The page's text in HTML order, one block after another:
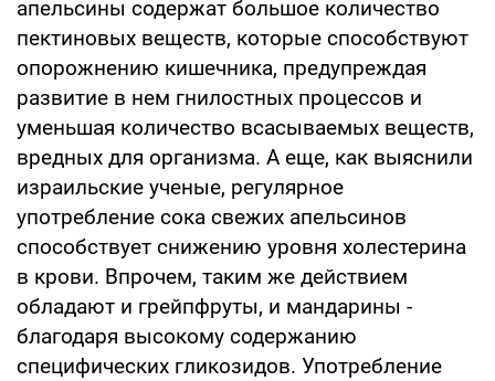
апельсины содержат большое количество
пектиновых веществ, которые способствуют
опорожнению кишечника, предупреждая
развитие в нем гнилостных процессов и
уменьшая количество всасываемых веществ,
вредных для организма. А еще, как выяснили
израильские ученые, регулярное
употребление сока свежих апельсинов
способствует снижению уровня холестерина
в крови. Впрочем, таким же действием
обладают и грейпфруты, и мандарины -
благодаря высокому содержанию
специфических гликозидов. Употребление